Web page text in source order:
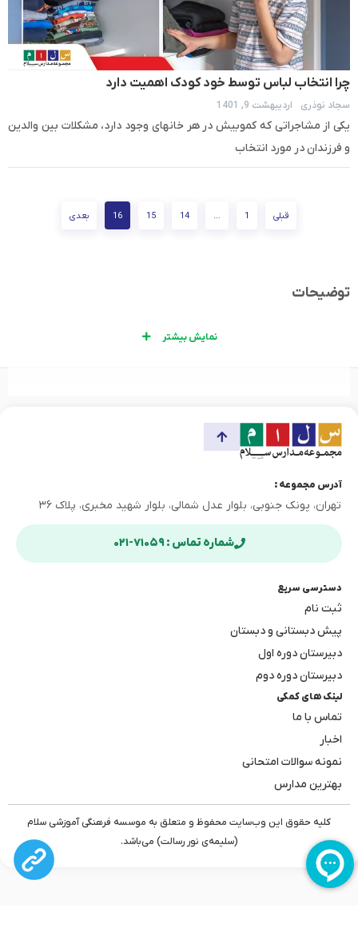
چرا انتخاب لباس توسط خود کودک اهمیت دارد
سجاد نوذری اردیبهشت 9, 1401
یکی از مشاجراتی که کم­وبیش در هر خانه­ای وجود دارد، مشکلات بین والدین
و فرزندان در مورد انتخاب
قبلی 1
…
14
15
16 بعدی
توضیحات
نمایش بیشتر
آدرس مجموعه :
تهران، پونک جنوبی، بلوار عدل شمالی، بلوار شهید مخبری، پلاک ۳۶
شماره تماس : ۷۱۰۵۹-۰۲۱
دسترسی سریع
ثبت نام
پیش دبستانی و دبستان
دبیرستان دوره اول
دبیرستان دوره دوم
لینک های کمکی
تماس با ما
اخبار
نمونه سوالات امتحانی
بهترین مدارس
کلیه حقوق این وب‌سایت محفوظ و متعلق به موسسه فرهنگی آموزشی سلام
(سلیمه‌ی نور رسالت) می‌باشد.